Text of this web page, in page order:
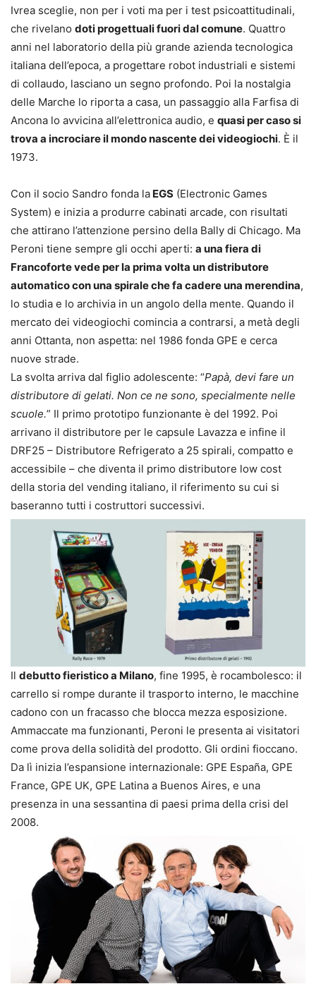
Ivrea sceglie, non per i voti ma per i test psicoattitudinali,
che rivelano doti progettuali fuori dal comune. Quattro
anni nel laboratorio della più grande azienda tecnologica
italiana dell’epoca, a progettare robot industriali e sistemi
di collaudo, lasciano un segno profondo. Poi la nostalgia
delle Marche lo riporta a casa, un passaggio alla Farfisa di
Ancona lo avvicina all’elettronica audio, e quasi per caso si
trova a incrociare il mondo nascente dei videogiochi. È il
1973.
Con il socio Sandro fonda la EGS (Electronic Games
System) e inizia a produrre cabinati arcade, con risultati
che attirano l’attenzione persino della Bally di Chicago. Ma
Peroni tiene sempre gli occhi aperti: a una fiera di
Francoforte vede per la prima volta un distributore
automatico con una spirale che fa cadere una merendina,
lo studia e lo archivia in un angolo della mente. Quando il
mercato dei videogiochi comincia a contrarsi, a metà degli
anni Ottanta, non aspetta: nel 1986 fonda GPE e cerca
nuove strade.
La svolta arriva dal figlio adolescente: “Papà, devi fare un
distributore di gelati. Non ce ne sono, specialmente nelle
scuole.” Il primo prototipo funzionante è del 1992. Poi
arrivano il distributore per le capsule Lavazza e infine il
DRF25 – Distributore Refrigerato a 25 spirali, compatto e
accessibile – che diventa il primo distributore low cost
della storia del vending italiano, il riferimento su cui si
baseranno tutti i costruttori successivi.
Il debutto fieristico a Milano, fine 1995, è rocambolesco: il
carrello si rompe durante il trasporto interno, le macchine
cadono con un fracasso che blocca mezza esposizione.
Ammaccate ma funzionanti, Peroni le presenta ai visitatori
come prova della solidità del prodotto. Gli ordini fioccano.
Da lì inizia l’espansione internazionale: GPE España, GPE
France, GPE UK, GPE Latina a Buenos Aires, e una
presenza in una sessantina di paesi prima della crisi del
2008.